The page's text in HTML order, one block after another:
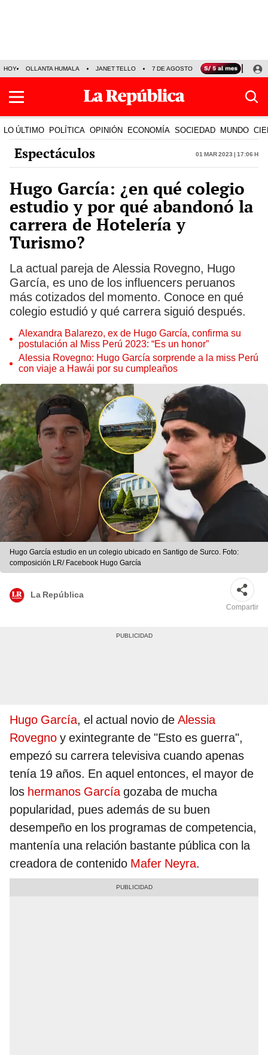
HOY OLLANTA HUMALA JANET TELLO 7 DE AGOSTO TINKA RESULTADOS
LO ÚLTIMO POLÍTICA OPINIÓN ECONOMÍA SOCIEDAD MUNDO
Espectáculos 01 Mar 2023 | 17:06 h
Hugo García: ¿en qué colegio
estudio y por qué abandonó la
carrera de Hotelería y
Turismo?
La actual pareja de Alessia Rovegno, Hugo
García, es uno de los influencers peruanos
más cotizados del momento. Conoce en qué
colegio estudió y qué carrera siguió después.
Alexandra Balarezo, ex de Hugo García, confirma su
postulación al Miss Perú 2023: “Es un honor”
Alessia Rovegno: Hugo García sorprende a la miss Perú
con viaje a Hawái por su cumpleaños
Hugo García estudio en un colegio ubicado en Santigo de Surco. Foto:
composición LR/ Facebook Hugo García
La República
Compartir
Hugo García, el actual novio de Alessia
Rovegno y exintegrante de "Esto es guerra",
empezó su carrera televisiva cuando apenas
tenía 19 años. En aquel entonces, el mayor de
los hermanos Garcíagozaba de mucha
popularidad, pues además de su buen
desempeño en los programas de competencia,
mantenía una relación bastante pública con la
creadora de contenido Mafer Neyra.